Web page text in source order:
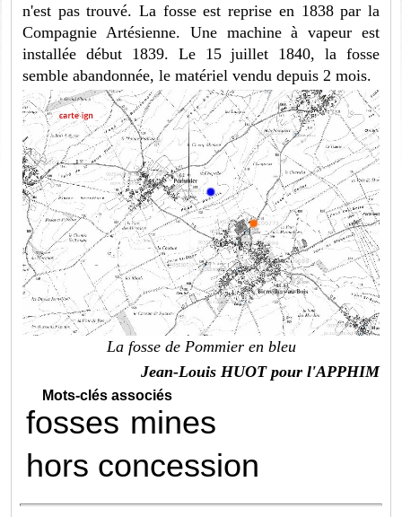
n'est pas trouvé. La fosse est reprise en 1838 par la
Compagnie Artésienne. Une machine à vapeur est
installée début 1839. Le 15 juillet 1840, la fosse
semble abandonnée, le matériel vendu depuis 2 mois.
La fosse de Pommier en bleu
Jean-Louis HUOT pour l'APPHIM
Mots-clés associés
fosses mines
hors concession